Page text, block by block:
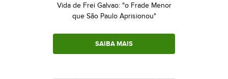
Vida de Frei Galvao: "o Frade Menor
que São Paulo Aprisionou"
SAIBA MAIS